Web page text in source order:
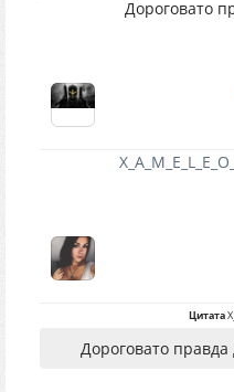
Дороговато
Цитата
Дороговато